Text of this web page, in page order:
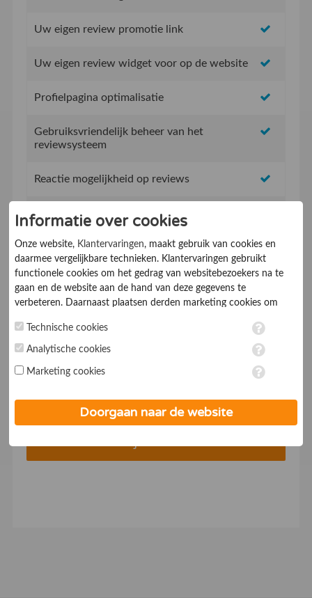
Uw eigen review promotie link
Uw eigen review widget voor op de website
Profielpagina optimalisatie
Gebruiksvriendelijk beheer van het
reviewsysteem
Reactie mogelijkheid op reviews
Topvermeldingen op de website
SEO vriendelijk concept, beter vindbaar in
Google
Mobiel vriendelijk systeem
Service & supportdesk
* Met een abonnementsduur vanaf 1 jaar
Informatie over cookies
Onze website, Klantervaringen, maakt gebruik van cookies en
daarmee vergelijkbare technieken. Klantervaringen gebruikt
functionele cookies om het gedrag van websitebezoekers na te
gaan en de website aan de hand van deze gegevens te
verbeteren. Daarnaast plaatsen derden marketing cookies om
marketing cookies worden persoonsgegevens verwerkt. Je geeft
toestemming voor deze verwerking wanneer je hieronder een
op ieder moment aanpassen in de
. Lees voor meer
Technische cookies
Analytische cookies
Marketing cookies
Doorgaan naar de website